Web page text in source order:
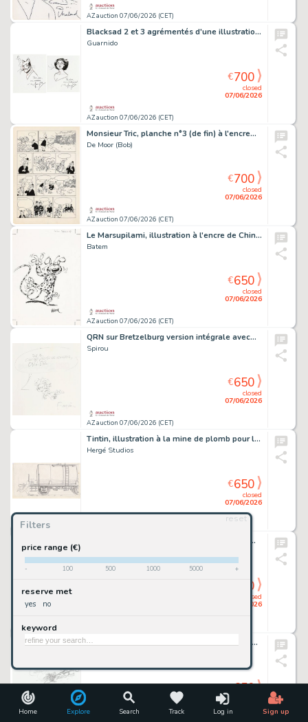
Home Explore Search Track Log in Sign up
Filters
reset
price range (€)
- 100 500 1000 5000 +
reserve met
yes no
keyword
AZ auction 07/06/2026 (CET)
Blacksad 2 et 3 agrémentés d'une illustration…
Guarnido
AZ auction 07/06/2026 (CET)
closed
07/06/2026
€700
Monsieur Tric, planche n°3 (de fin) à l'encre…
De Moor (Bob)
AZ auction 07/06/2026 (CET)
closed
07/06/2026
€700
Le Marsupilami, illustration à l'encre de Chine…
Batem
AZ auction 07/06/2026 (CET)
closed
07/06/2026
€650
QRN sur Bretzelburg version intégrale avec…
Spirou
AZ auction 07/06/2026 (CET)
closed
07/06/2026
€650
Tintin, illustration à la mine de plomb pour la…
Hergé Studios
closed
07/06/2026
€650
Yoko Tsuno 21 en édition originale de 1996…
closed
07/06/2026
650
Illustration humoristique à la mine de plomb,…
07/06/2026
€650